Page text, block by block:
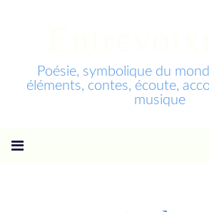
Poésie, symbolique du
éléments, contes, écoute,
musique